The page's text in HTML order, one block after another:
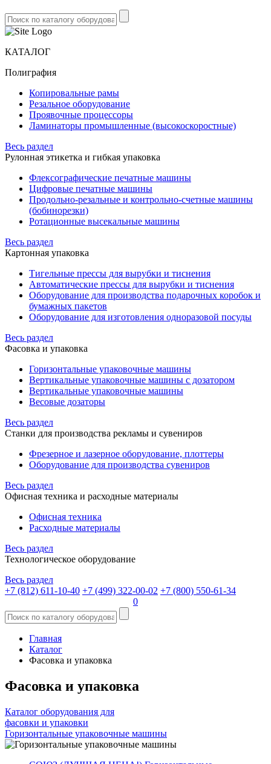
КАТАЛОГ
Полиграфия
Копировальные рамы
Резальное оборудование
Проявочные процессоры
Ламинаторы промышленные (высокоскоростные)
Весь раздел
Рулонная этикетка и гибкая упаковка
Флексографические печатные машины
Цифровые печатные машины
Продольно-резальные и контрольно-счетные машины
(бобинорезки)
Ротационные высекальные машины
Весь раздел
Картонная упаковка
Тигельные прессы для вырубки и тиснения
Автоматические прессы для вырубки и тиснения
Оборудование для производства подарочных коробок и
бумажных пакетов
Оборудование для изготовления одноразовой посуды
Весь раздел
Фасовка и упаковка
Горизонтальные упаковочные машины
Вертикальные упаковочные машины с дозатором
Вертикальные упаковочные машины
Весовые дозаторы
Весь раздел
Станки для производства рекламы и сувениров
Фрезерное и лазерное оборудование, плоттеры
Оборудование для производства сувениров
Весь раздел
Офисная техника и расходные материалы
Офисная техника
Расходные материалы
Весь раздел
Технологическое оборудование
Весь раздел
+7 (812) 611-10-40 +7 (499) 322-00-02 +7 (800) 550-61-34
0
Главная
Каталог
Фасовка и упаковка
Фасовка и упаковка
Каталог оборудования для
фасовки и упаковки
Горизонтальные упаковочные машины